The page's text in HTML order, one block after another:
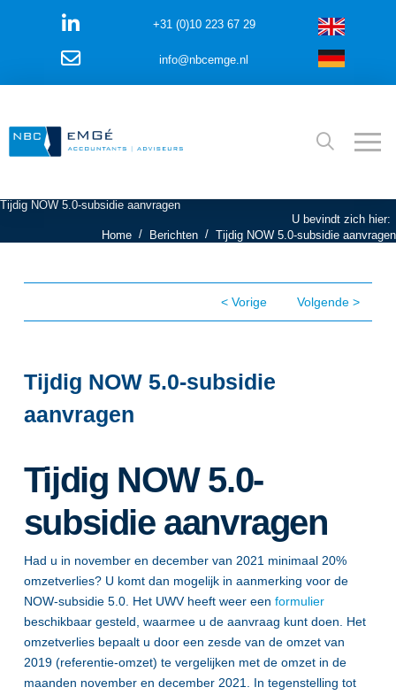
+31 (0)10 223 67 29
info@nbcemge.nl
Tijdig NOW 5.0-subsidie aanvragen
U bevindt zich hier:
Home / Berichten / Tijdig NOW 5.0-subsidie aanvragen
< Vorige Volgende >
Tijdig NOW 5.0-subsidie
aanvragen
Tijdig NOW 5.0-
subsidie aanvragen
Had u in november en december van 2021 minimaal 20%
omzetverlies? U komt dan mogelijk in aanmerking voor de
NOW-subsidie 5.0. Het UWV heeft weer een formulier
beschikbaar gesteld, waarmee u de aanvraag kunt doen. Het
omzetverlies bepaalt u door een zesde van de omzet van
2019 (referentie-omzet) te vergelijken met de omzet in de
maanden november en december 2021. In tegenstelling tot